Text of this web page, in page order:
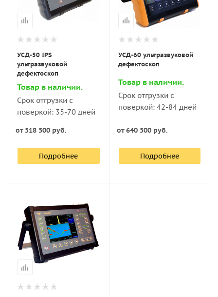
УСД-50 IPS
ультразвуковой
дефектоскоп
Товар в наличии.
Срок отгрузки с
поверкой: 35-70 дней
от 518 500 руб.
Подробнее
УСД-60 ультразвуковой
дефектоскоп
Товар в наличии.
Срок отгрузки с
поверкой: 42-84 дней
от640 500 руб.
Подробнее